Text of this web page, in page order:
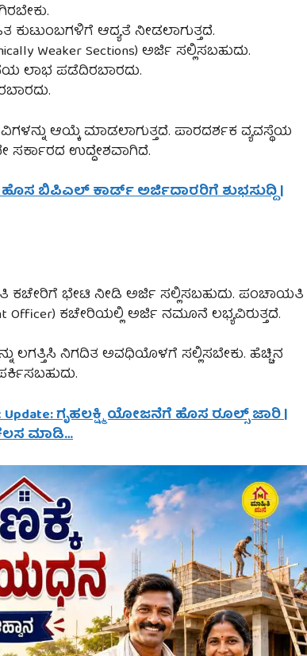
ಕುಟುಂಬಗಳಿಗೆ ಆದ್ಯತೆ ನೀಡಲಾಗುತ್ತದೆ.
Weaker Sections) ಅರ್ಜಿ ಸಲ್ಲಿಸಬಹುದು.
ಲಾಭ ಪಡೆದಿರಬಾರದು.
ಆಯ್ಕೆ ಮಾಡಲಾಗುತ್ತದೆ. ಪಾರದರ್ಶಕ ವ್ಯವಸ್ಥೆಯ
ಉದ್ದೇಶವಾಗಿದೆ.
ಹೊಸ ಬಿಪಿಎಲ್ ಕಾರ್ಡ್ ಅರ್ಜಿದಾರರಿಗೆ ಶುಭಸುದ್ದಿ |
ಕಚೇರಿಗೆ ಭೇಟಿ ನೀಡಿ ಅರ್ಜಿ ಸಲ್ಲಿಸಬಹುದು. ಪಂಚಾಯತಿ
Officer) ಕಚೇರಿಯಲ್ಲಿ ಅರ್ಜಿ ನಮೂನೆ ಲಭ್ಯವಿರುತ್ತದೆ.
ಲಗತ್ತಿಸಿ ನಿಗದಿತ ಅವಧಿಯೊಳಗೆ ಸಲ್ಲಿಸಬೇಕು. ಹೆಚ್ಚಿನ
Update: ಗೃಹಲಕ್ಷ್ಮಿ ಯೋಜನೆಗೆ ಹೊಸ ರೂಲ್ಸ್ ಜಾರಿ |
ಮಾಡಿ…